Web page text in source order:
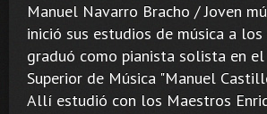
Manuel Navarro Bracho / Joven
inició sus estudios de música a los
graduó como pianista solista en
Superior de Música "Manuel
Allí estudió con los Maestros